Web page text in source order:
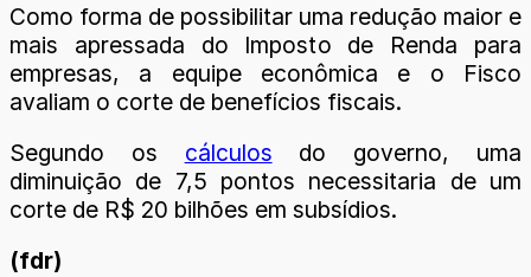
Como forma de possibilitar uma redução maior e
mais apressada do Imposto de Renda para
empresas, a equipe econômica e o Fisco
avaliam o corte de benefícios fiscais.
Segundo os cálculos do governo, uma
diminuição de 7,5 pontos necessitaria de um
corte de R$ 20 bilhões em subsídios.
(fdr)